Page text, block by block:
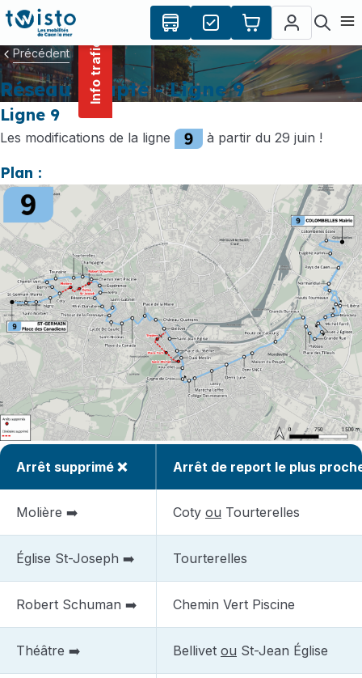
principal
Info trafic
Précédent
Réseau adapté - Ligne 9
Ligne 9
Les modifications de la ligne à partir du 29 juin !
Plan :
Arrêt supprimé ❌ Arrêt de report le plus
Molière ➡️ Coty ou Tourterelles
Église St-Joseph ➡️ Tourterelles
Robert Schuman ➡️ Chemin Vert Piscine
Théâtre ➡️ Bellivet ou St-Jean Église
Panneau de gestion des cookies